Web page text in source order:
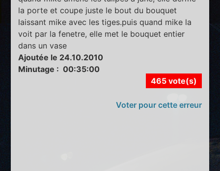
la porte et coupe juste le bout du bouquet
laissant mike avec les tiges.puis quand mike la
voit par la fenetre, elle met le bouquet entier
dans un vase
Ajoutée le 24.10.2010
Minutage : 00:35:00
465 vote(s)
Voter pour cette erreur